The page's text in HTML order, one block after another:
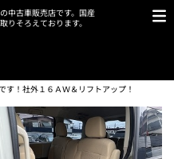
中古車販売店です。国産
りそろえております。
す！社外１６ＡＷ＆リフトアップ！